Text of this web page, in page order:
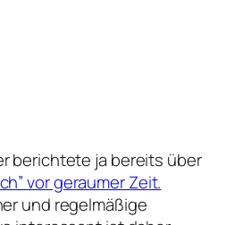
berichtete ja bereits über
vor geraumer Zeit.
und regelmäßige